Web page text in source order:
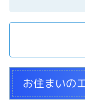
お住まいの